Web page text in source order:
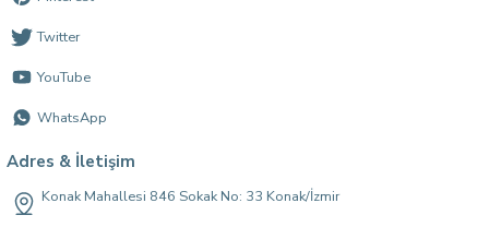
Twitter
YouTube
WhatsApp
Adres & İletişim
Konak Mahallesi 846 Sokak No: 33 Konak/İzmir